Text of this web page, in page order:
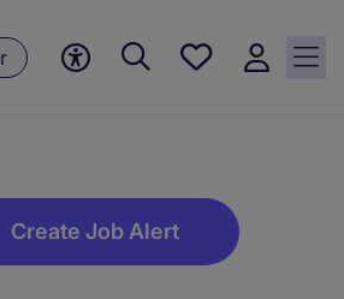
Saved
Create Job Alert